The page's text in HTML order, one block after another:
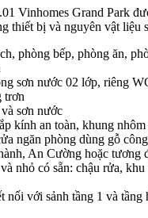
Vinhomes Grand Park
thiết bị và nguyên vật liệu
phòng bếp, phòng ăn,
sơn nước 02 lớp, riêng
trơn
sơn nước
kính an toàn, khung
ngăn phòng dùng gỗ
An Cường hoặc tương
nhỏ có sẵn: chậu rửa, khu
nối với sảnh tầng 1 và tầng